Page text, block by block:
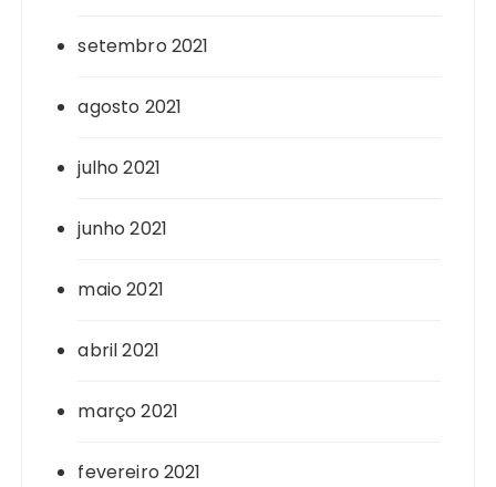
setembro 2021
agosto 2021
julho 2021
junho 2021
maio 2021
abril 2021
março 2021
fevereiro 2021